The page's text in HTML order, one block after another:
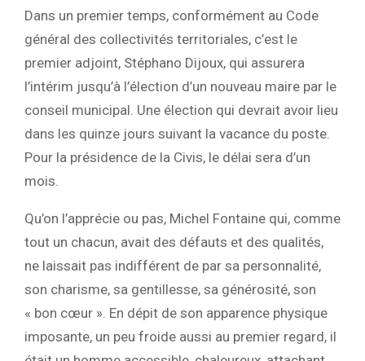
Dans un premier temps, conformément au Code
général des collectivités territoriales, c’est le
premier adjoint, Stéphano Dijoux, qui assurera
l’intérim jusqu’à l’élection d’un nouveau maire par le
conseil municipal. Une élection qui devrait avoir lieu
dans les quinze jours suivant la vacance du poste.
Pour la présidence de la Civis, le délai sera d’un
mois.
Qu’on l’apprécie ou pas, Michel Fontaine qui, comme
tout un chacun, avait des défauts et des qualités,
ne laissait pas indifférent de par sa personnalité,
son charisme, sa gentillesse, sa générosité, son
« bon cœur ». En dépit de son apparence physique
imposante, un peu froide aussi au premier regard, il